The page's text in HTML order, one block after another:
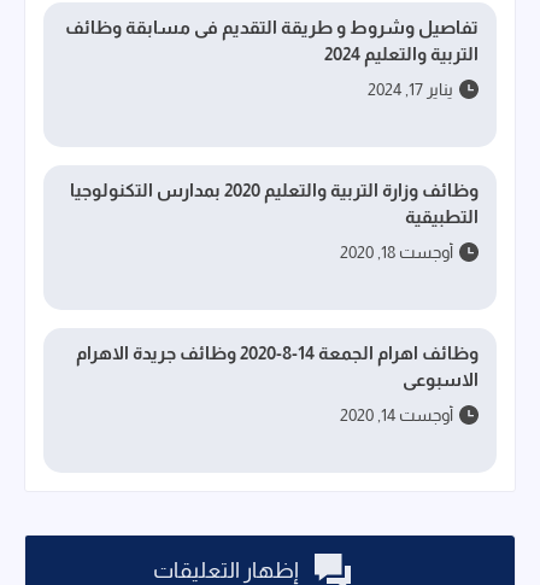
تفاصيل وشروط و طريقة التقديم فى مسابقة وظائف
التربية والتعليم 2024
يناير 17, 2024
وظائف وزارة التربية والتعليم 2020 بمدارس التكنولوجيا
التطبيقية
أوجست 18, 2020
وظائف اهرام الجمعة 14-8-2020 وظائف جريدة الاهرام
الاسبوعى
أوجست 14, 2020
إظهار التعليقات